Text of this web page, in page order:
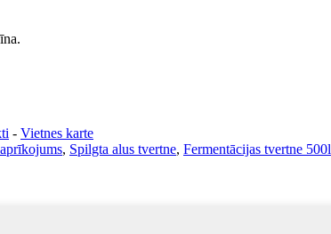
- Vietnes karte
, Spilgta alus tvertne, Fermentācijas tvertne 500l